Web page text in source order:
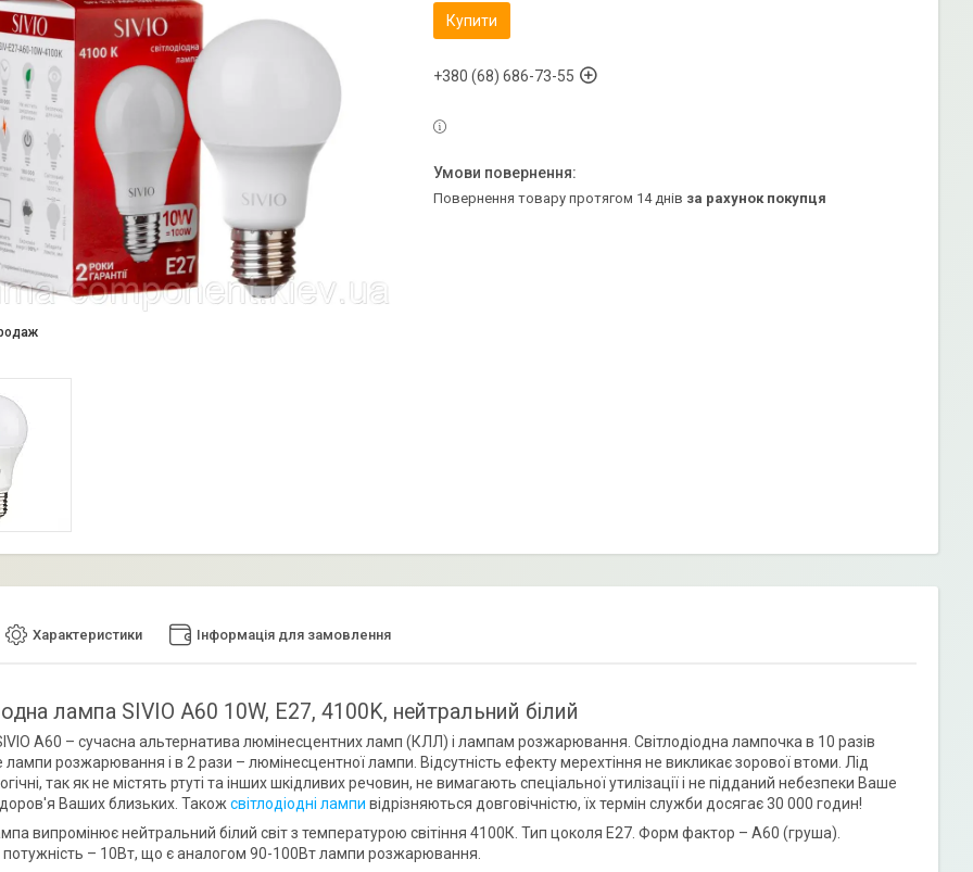
Купити
+380 (68) 686-73-55
повернення товару протягом 14 днів за рахунок покупця
Характеристики Інформація для замовлення
лампа SIVIO A60 10W, E27, 4100K, нейтральний білий
A60 – сучасна альтернатива люмінесцентних ламп (КЛЛ) і лампам розжарювання. Світлодіодна лампочка в 10 разів
розжарювання і в 2 рази – люмінесцентної лампи. Відсутність ефекту мерехтіння не викликає зорової втоми. Лід
так як не містять ртуті та інших шкідливих речовин, не вимагають спеціальної утилізації і не підданий небезпеки Ваше
Ваших близьких. Також світлодіодні лампи відрізняються довговічністю, їх термін служби досягає 30 000 годин!
випромінює нейтральний білий світ з температурою світіння 4100К. Тип цоколя Е27. Форм фактор – А60 (груша).
– 10Вт, що є аналогом 90-100Вт лампи розжарювання.